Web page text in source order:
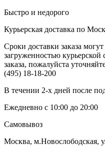
Быстро и недорого
Курьерская доставка по
Сроки доставки заказа
загруженностью
заказа, пожалуйста
(495) 18-18-200
В течении 2-х дней после
Ежедневно с 10:00 до 20:00
Самовывоз
Москва, м.Новослободская,